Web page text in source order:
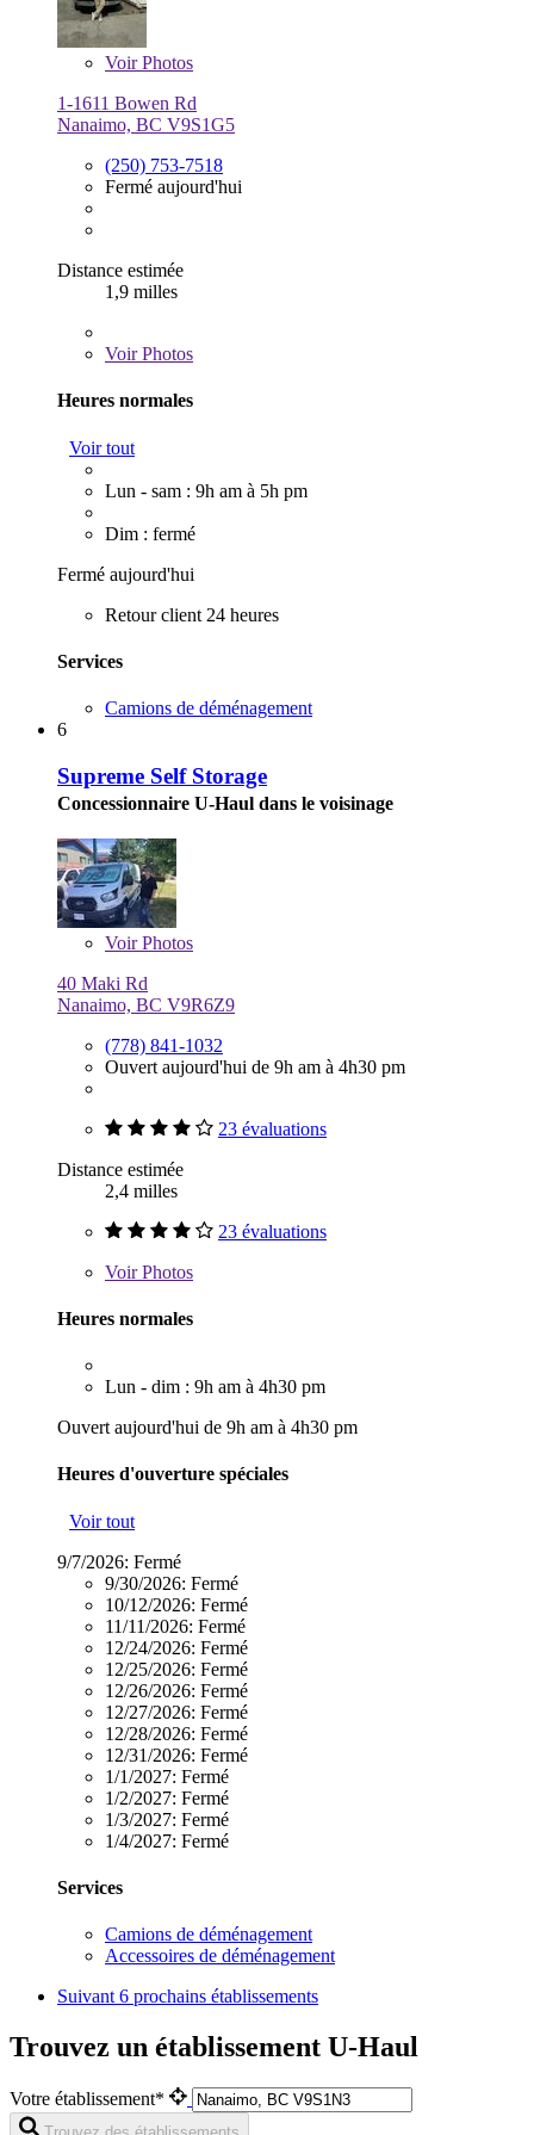
VoirPhotos
1-1611 Bowen Rd
Nanaimo, BC V9S1G5
(250) 753-7518
Fermé aujourd'hui
Distance estimée
1,9 milles
VoirPhotos
Heures normales
Voir tout
Lun - sam : 9h am à 5h pm
Dim : fermé
Fermé aujourd'hui
Retour client 24 heures
Services
Camions de déménagement
6
Supreme Self Storage
Concessionnaire U-Haul dans le voisinage
VoirPhotos
40 Maki Rd
Nanaimo, BC V9R6Z9
(778) 841-1032
Ouvert aujourd'hui de 9h am à 4h30 pm
23 évaluations
Distance estimée
2,4 milles
23 évaluations
VoirPhotos
Heures normales
Lun - dim : 9h am à 4h30 pm
Ouvert aujourd'hui de 9h am à 4h30 pm
Heures d'ouverture spéciales
Voir tout
9/7/2026: Fermé
9/30/2026: Fermé
10/12/2026: Fermé
11/11/2026: Fermé
12/24/2026: Fermé
12/25/2026: Fermé
12/26/2026: Fermé
12/27/2026: Fermé
12/28/2026: Fermé
12/31/2026: Fermé
1/1/2027: Fermé
1/2/2027: Fermé
1/3/2027: Fermé
1/4/2027: Fermé
Services
Camions de déménagement
Accessoires de déménagement
Suivant 6 prochains établissements
Trouvez un établissement U-Haul
Votre établissement*